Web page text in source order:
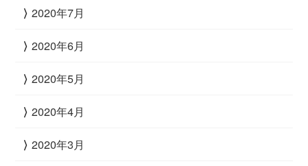
2020年7月
2020年6月
2020年5月
2020年4月
2020年3月